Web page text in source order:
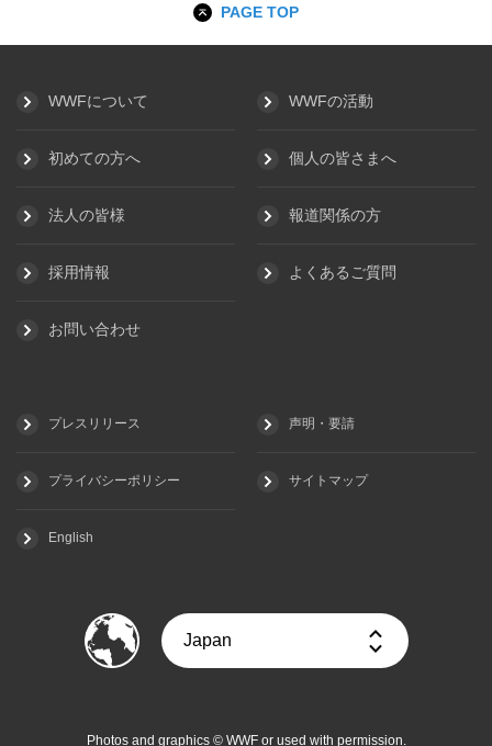
PAGE TOP
WWFについて WWFの活動
初めての方へ 個人の皆さまへ
法人の皆様 報道関係の方
採用情報 よくあるご質問
お問い合わせ
プレスリリース 声明・要請
プライバシーポリシー サイトマップ
English
Photos and graphics © WWF or used with permission.